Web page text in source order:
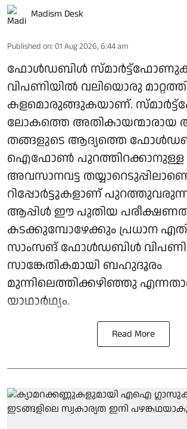
Madism Desk
Published on: 01 Aug 2026, 6:44 am
ഫോൾഡബിൾ
വിപണിയിൽ വലിയൊരു
കളമൊരുങ്ങുകയാണ്.
ലോകത്തെ അതികായന്മാരായ
തങ്ങളുടെ ആദ്യത്തെ
ഐഫോൺ പുറത്തിറക്കാനുള്ള
അവസാനവട്ട
റിപ്പോർട്ടുകളാണ്
ആപ്പിൾ ഈ പുതിയ
കടക്കുമ്പോഴേക്കും പ്രധാന
സാംസങ് ഫോൾഡബിൾ
സാങ്കേതികമായി ബഹുദൂരം
മുന്നിലെത്തിക്കഴിഞ്ഞു
യാഥാർഥ്യം.
Read More